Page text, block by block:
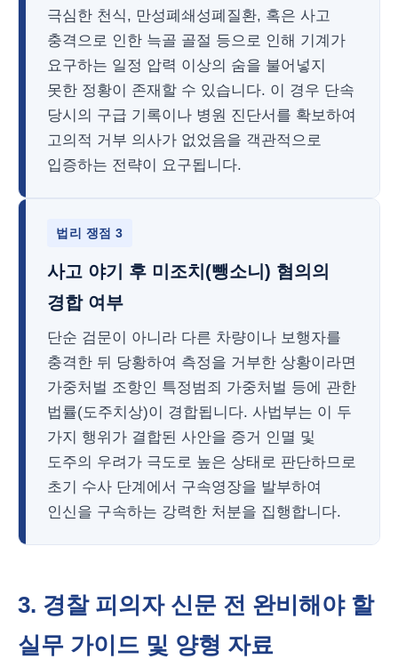
극심한 천식, 만성폐쇄성폐질환, 혹은 사고
충격으로 인한 늑골 골절 등으로 인해 기계가
요구하는 일정 압력 이상의 숨을 불어넣지
못한 정황이 존재할 수 있습니다. 이 경우 단속
당시의 구급 기록이나 병원 진단서를 확보하여
고의적 거부 의사가 없었음을 객관적으로
입증하는 전략이 요구됩니다.
법리 쟁점 3
사고 야기 후 미조치(뺑소니) 혐의의
경합 여부
단순 검문이 아니라 다른 차량이나 보행자를
충격한 뒤 당황하여 측정을 거부한 상황이라면
가중처벌 조항인 특정범죄 가중처벌 등에 관한
법률(도주치상)이 경합됩니다. 사법부는 이 두
가지 행위가 결합된 사안을 증거 인멸 및
도주의 우려가 극도로 높은 상태로 판단하므로
초기 수사 단계에서 구속영장을 발부하여
인신을 구속하는 강력한 처분을 집행합니다.
3. 경찰 피의자 신문 전 완비해야 할
실무 가이드 및 양형 자료